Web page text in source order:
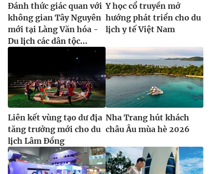
Đánh thức giác quan với
không gian Tây Nguyên
mới tại Làng Văn hóa -
Du lịch các dân tộc...
Y học cổ truyền mở
hướng phát triển cho du
lịch y tế Việt Nam
Liên kết vùng tạo dư địa
tăng trưởng mới cho du
lịch Lâm Đồng
Nha Trang hút khách
châu Âu mùa hè 2026